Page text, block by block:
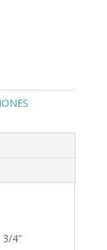
3/4″